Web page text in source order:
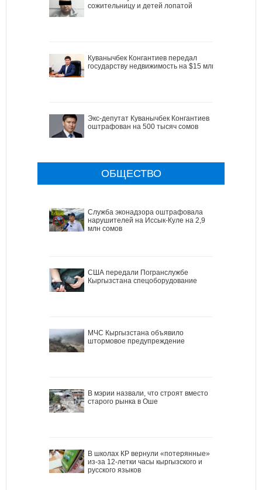
сожительницу и детей лопатой
Куванычбек Конгантиев передал
государству недвижимость на $15 млн
Экс-депутат Куванычбек Конгантиев
оштрафован на 500 тысяч сомов
ОБЩЕСТВО
Служба эконадзора оштрафовала
нарушителей на Иссык-Куле на 2,9
млн сомов
США передали Погранслужбе
Кыргызстана спецоборудование
МЧС Кыргызстана объявило
штормовое предупреждение
В мэрии назвали, что строят вместо
старого рынка в Оше
В школах КР вернули «потерянные»
из-за 12-летки часы кыргызского и
русского языков